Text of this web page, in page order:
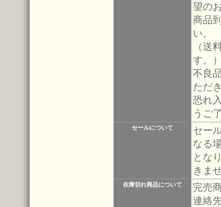
望の
商品
い。
（送
す。
不良
ただ
恐れ
うご
セールについて
セー
なる
とな
きま
在庫切れ商品について
完売
連絡